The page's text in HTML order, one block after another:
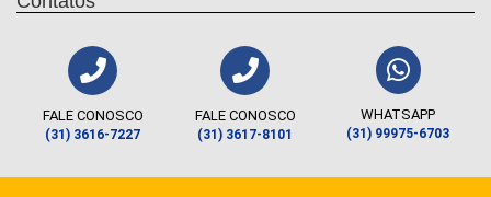
FALE CONOSCO
(31) 3616-7227
FALE CONOSCO
(31) 3617-8101
WHATSAPP
(31) 99975-6703